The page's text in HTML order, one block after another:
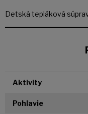
Detská tepláková
Aktivity
Pohlavie